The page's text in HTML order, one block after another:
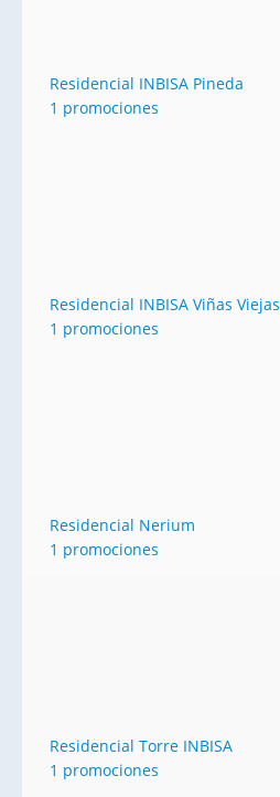
Residencial INBISA Pineda
1 promociones
Residencial INBISA Viñas Viejas
1 promociones
Residencial Nerium
1 promociones
Residencial Torre INBISA
1 promociones